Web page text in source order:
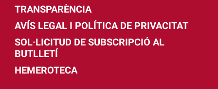
TRANSPARÈNCIA
AVÍS LEGAL I POLÍTICA DE PRIVACITAT
SOL·LICITUD DE SUBSCRIPCIÓ AL
BUTLLETÍ
HEMEROTECA